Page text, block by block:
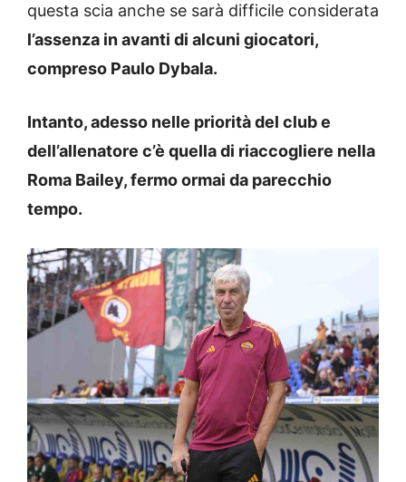
questa scia anche se sarà difficile considerata
l’assenza in avanti di alcuni giocatori,
compreso Paulo Dybala.
Intanto, adesso nelle priorità del club e
dell’allenatore c’è quella di riaccogliere nella
Roma Bailey, fermo ormai da parecchio
tempo.